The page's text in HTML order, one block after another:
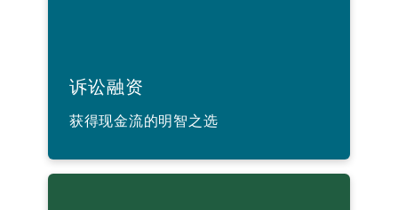
诉讼融资
获得现金流的明智之选